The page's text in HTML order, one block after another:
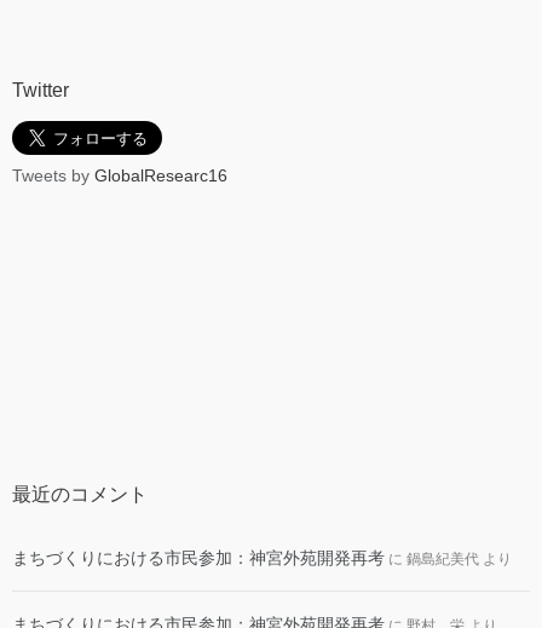
Twitter
Tweets by GlobalResearc16
最近のコメント
まちづくりにおける市民参加：神宮外苑開発再考 に 鍋島紀美代 より